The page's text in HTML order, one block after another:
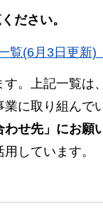
ださい。
(6月3日更新)
。上記一覧は
に取り組んで
せ先」にお願
しています。